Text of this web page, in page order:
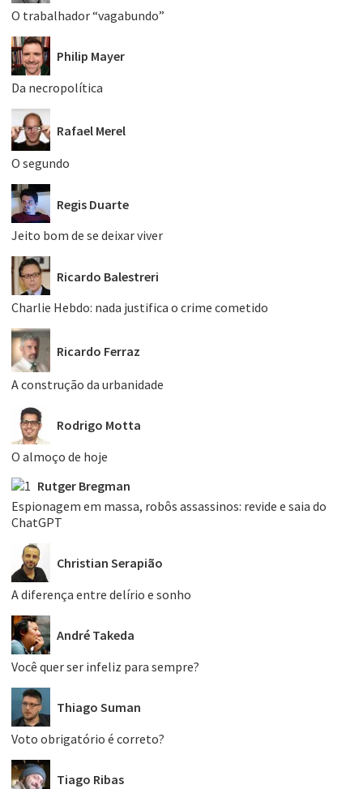
O trabalhador “vagabundo”
Philip Mayer
Da necropolítica
Rafael Merel
O segundo
Regis Duarte
Jeito bom de se deixar viver
Ricardo Balestreri
Charlie Hebdo: nada justifica o crime cometido
Ricardo Ferraz
A construção da urbanidade
Rodrigo Motta
O almoço de hoje
Rutger Bregman
Espionagem em massa, robôs assassinos: revide e saia do
ChatGPT
Christian Serapião
A diferença entre delírio e sonho
André Takeda
Você quer ser infeliz para sempre?
Thiago Suman
Voto obrigatório é correto?
Tiago Ribas